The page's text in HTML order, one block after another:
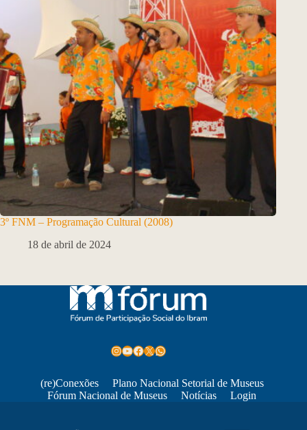
3º FNM – Programação Cultural (2008)
18 de abril de 2024
Instagram
Youtube
Facebook
X WhatsApp
(re)Conexões
Plano Nacional Setorial de Museus
Fórum Nacional de Museus
Notícias Login